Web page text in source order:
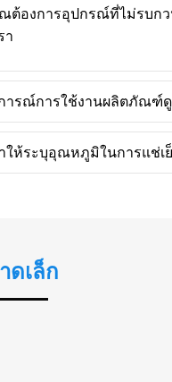
ต้องการอุปกรณ์ที่ไม่รบกว
า
ารณ์การใช้งานผลิตภัณฑ์
ให้ระบุอุณหภูมิในการแช่เ
ดเล็ก